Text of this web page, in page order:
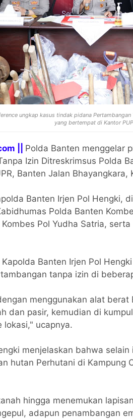
ungkap kasus tindak pidana
yang bertempat di Kantor
|| Polda Banten menggelar
Izin Ditreskrimsus Polda
Banten Jalan
Banten Irjen Pol Hengki,
Polda Banten
Pol Yudha Satria,
Banten Irjen Pol
tanpa izin di
menggunakan alat
dan pasir, kemudian di
lokasi," ucapnya.
menjelaskan bahwa
hutan Perhutani di Kampung
hingga menemukan
adapun penambangan